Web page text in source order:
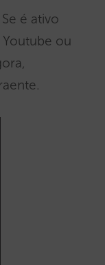
é ativo
ou